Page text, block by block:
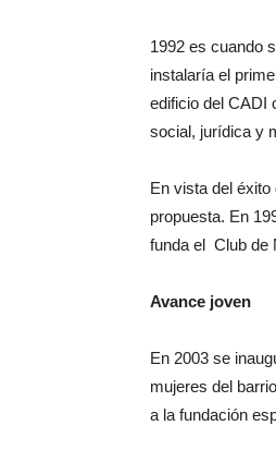
1992 es cuando
instalaría el
edificio del CADI
social, jurídica y
En vista del
propuesta. En
funda el Club de
Avance joven
En 2003 se
mujeres del
a la fundación